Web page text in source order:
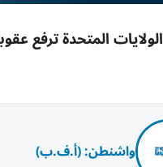
الولايات المتحدة ترفع
واشنطن: (أ.ف.ب)